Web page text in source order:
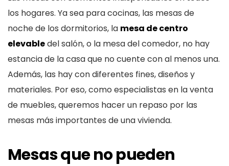
los hogares. Ya sea para cocinas, las mesas de
noche de los dormitorios, la mesa de centro
elevabledel salón, o la mesa del comedor, no hay
estancia de la casa que no cuente con al menos una.
Además, las hay con diferentes fines, diseños y
materiales. Por eso, como especialistas en la venta
de muebles, queremos hacer un repaso por las
mesas más importantes de una vivienda.
Mesas que no pueden